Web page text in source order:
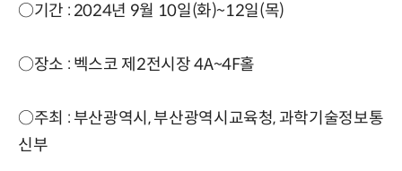
○기간 : 2024년 9월 10일(화)~12일(목)
○장소 : 벡스코 제2전시장 4A~4F홀
○주최 : 부산광역시, 부산광역시교육청, 과학기술정보통
신부